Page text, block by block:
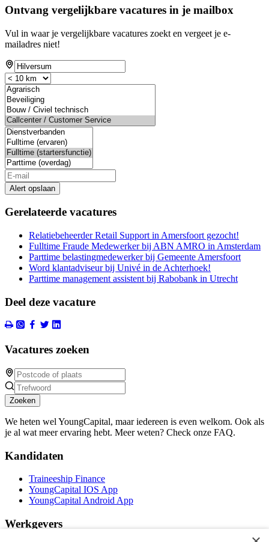
Ontvang vergelijkbare vacatures in je mailbox
Vul in waar je vergelijkbare vacatures zoekt en vergeet je e-
mailadres niet!
Alert opslaan
Gerelateerde vacatures
Relatiebeheerder Retail Support in Amersfoort gezocht!
Fulltime Fraude Medewerker bij ABN AMRO in Amsterdam
Parttime belastingmedewerker bij Gemeente Amersfoort
Word klantadviseur bij Univé in de Achterhoek!
Parttime management assistent bij Rabobank in Utrecht
Deel deze vacature
Vacatures zoeken
Zoeken
We heten wel YoungCapital, maar iedereen is even welkom. Ook als
je al wat meer ervaring hebt. Meer weten? Check onze FAQ.
Kandidaten
Traineeship Finance
YoungCapital IOS App
YoungCapital Android App
Werkgevers